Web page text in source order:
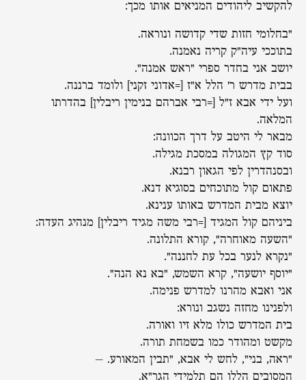
להקשיב ליהודים המניאים אותו מכך:
"בחלומי חזות שדי קדושה ונוראה.
בתוככי עיה"ק קריה נאמנה.
יושב אני בחדר ספרי "ראש אמנה".
בבית מדרש ר' הלל א"ז [=אדוני זקני] ולומד ברננה.
ועל ידי אבא ז"ל [=רבי אברהם בנימין ריבלין] בהדרתו
המלאה.
מבאר לי היטב על דרך הכוונה:
סוד קץ המגולה במסכת מגילה.
ובסנהדרין לפי הגאון רבנא.
פתאום קול מתוכחים בסוגיא דנא.
יוצא מבית המדרש באותו ענינא.
ביניהם קול המגיד [=רבי משה מגיד ריבלין] מנהיג העדה:
"השעה מאוחרה", קורא התלונה.
"נקרא לנער בכל עת לחננה".
"יוסף יושעה", קרא השמש, "בא נא הנה".
אני ואבא מהרנו למדרש פנימה.
ולפנינו מחזה נשגב ונורא:
בית המדרש כולו מלא זיו ואורה.
מקשט ומהודר כמו בשמחת תורה.
"ראה, בני", לחש לי אבא, "תבין המאורע. –
המסובים הללו הם תלמידי הגר"א.